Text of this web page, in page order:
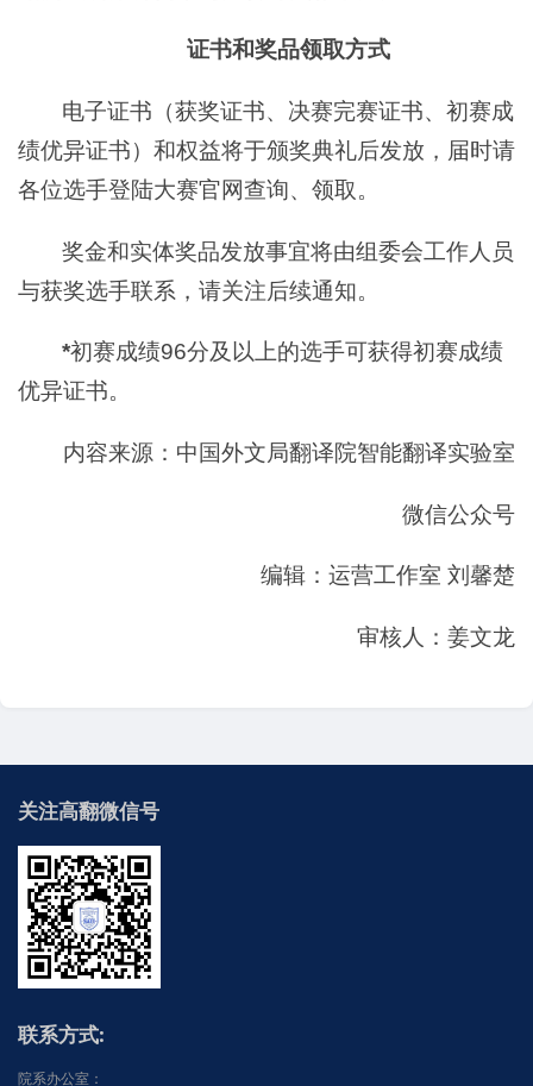
证书和奖品领取方式
电子证书（获奖证书、决赛完赛证书、初赛成
绩优异证书）和权益将于颁奖典礼后发放，届时请
各位选手登陆大赛官网查询、领取。
奖金和实体奖品发放事宜将由组委会工作人员
与获奖选手联系，请关注后续通知。
*初赛成绩96分及以上的选手可获得初赛成绩
优异证书。
内容来源：中国外文局翻译院智能翻译实验室
微信公众号
编辑：运营工作室 刘馨楚
审核人：姜文龙
关注高翻微信号
联系方式:
院系办公室：